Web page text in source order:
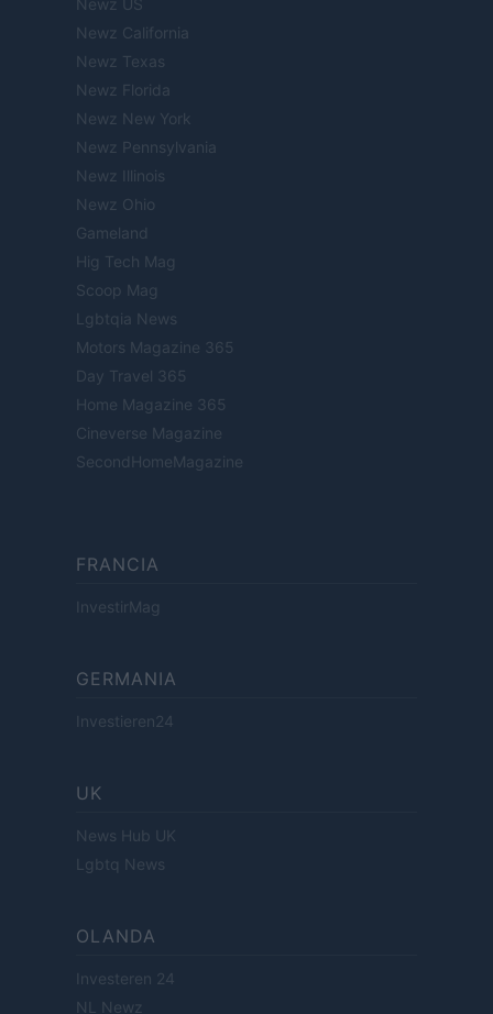
Newz US
Newz California
Newz Texas
Newz Florida
Newz New York
Newz Pennsylvania
Newz Illinois
Newz Ohio
Gameland
Hig Tech Mag
Scoop Mag
Lgbtqia News
Motors Magazine 365
Day Travel 365
Home Magazine 365
Cineverse Magazine
SecondHomeMagazine
FRANCIA
InvestirMag
GERMANIA
Investieren24
UK
News Hub UK
Lgbtq News
OLANDA
Investeren 24
NL Newz